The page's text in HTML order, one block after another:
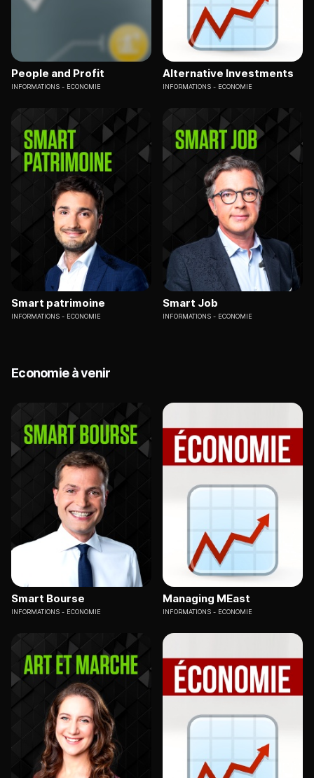
People and Profit
INFORMATIONS ECONOMIE
Alternative Investments
INFORMATIONS ECONOMIE
Smart patrimoine
INFORMATIONS ECONOMIE
Smart Job
INFORMATIONS ECONOMIE
Economie à venir
Smart Bourse
INFORMATIONS ECONOMIE
Managing MEast
INFORMATIONS ECONOMIE